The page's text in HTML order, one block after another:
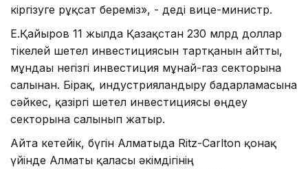
кіргізуге рұқсат береміз», - деді вице-министр.
Е.Қайыров 11 жылда Қазақстан 230 млрд доллар
тікелей шетел инвестициясын тартқанын айтты,
мұндағы негізгі инвестиция мұнай-газ секторына
салынған. Бірақ, индустрияландыру бағдарламасына
сәйкес, қазіргі шетел инвестициясы өңдеу
секторына салынып жатыр.
Айта кетейік, бүгін Алматыда Ritz-Carlton қонақ
үйінде Алматы қаласы әкімдігінің